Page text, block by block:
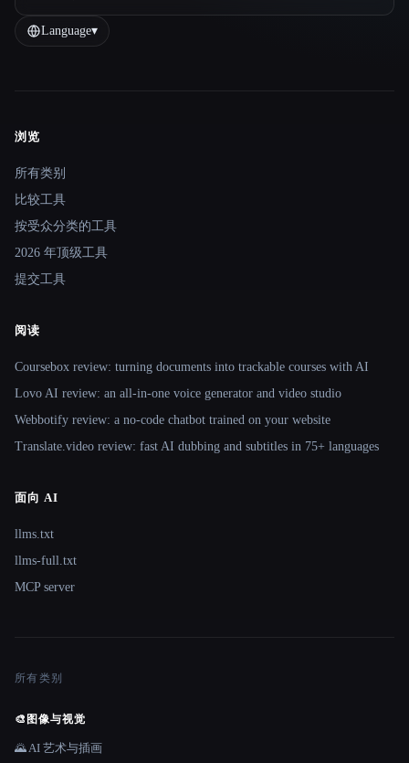
Language▾
Site navigation
浏览
所有类别
比较工具
按受众分类的工具
2026 年顶级工具
提交工具
阅读
Coursebox review: turning documents into trackable courses with AI
Lovo AI review: an all-in-one voice generator and video studio
Webbotify review: a no-code chatbot trained on your website
Translate.video review: fast AI dubbing and subtitles in 75+ languages
面向 AI
llms.txt
llms-full.txt
MCP server
所有类别
🎨 图像与视觉
🌄 AI 艺术与插画